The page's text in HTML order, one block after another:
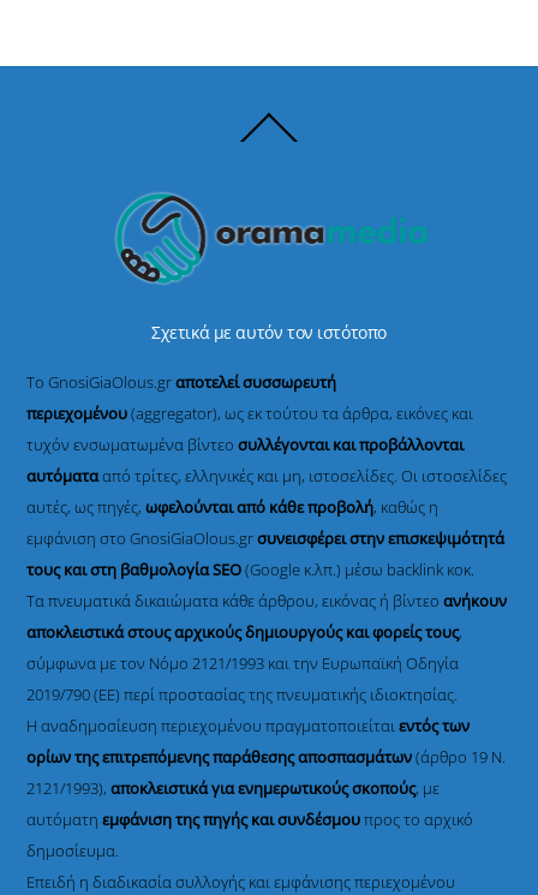
To
Σχετικά με αυτόν τον ιστότοπο
Το GnosiGiaOlous.grαποτελεί συσσωρευτή
περιεχομένου(aggregator), ως εκ τούτου τα άρθρα, εικόνες και
τυχόν ενσωματωμένα βίντεοσυλλέγονται και προβάλλονται
αυτόματααπό τρίτες, ελληνικές και μη, ιστοσελίδες. Οι ιστοσελίδες
αυτές, ως πηγές,ωφελούνται από κάθε προβολή, καθώς η
εμφάνιση στο GnosiGiaOlous.grσυνεισφέρει στην επισκεψιμότητά
τους και στη βαθμολογία SEO(Google κ.λπ.) μέσω backlink κοκ.
Τα πνευματικά δικαιώματα κάθε άρθρου, εικόνας ή βίντεοανήκουν
αποκλειστικά στους αρχικούς δημιουργούς και φορείς τους,
σύμφωνα με τον Νόμο 2121/1993 και την Ευρωπαϊκή Οδηγία
2019/790 (ΕΕ) περί προστασίας της πνευματικής ιδιοκτησίας.
Η αναδημοσίευση περιεχομένου πραγματοποιείταιεντός των
ορίων της επιτρεπόμενης παράθεσης αποσπασμάτων(άρθρο 19 Ν.
2121/1993), αποκλειστικά για ενημερωτικούς σκοπούς, με
αυτόματηεμφάνιση της πηγής και συνδέσμουπρος το αρχικό
δημοσίευμα.
Επειδή η διαδικασία συλλογής και εμφάνισης περιεχομένου